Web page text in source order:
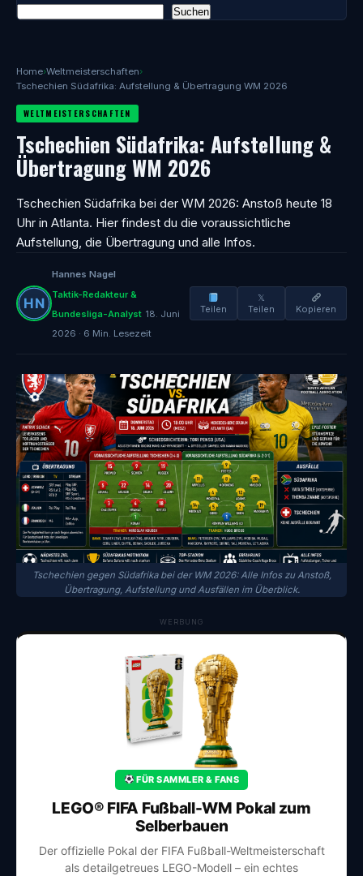
Home›Weltmeisterschaften›
Tschechien Südafrika: Aufstellung & Übertragung WM 2026
WELTMEISTERSCHAFTEN
Tschechien Südafrika: Aufstellung &
Übertragung WM 2026
Tschechien Südafrika bei der WM 2026: Anstoß heute 18
Uhr in Atlanta. Hier findest du die voraussichtliche
Aufstellung, die Übertragung und alle Infos.
Hannes Nagel
Taktik-Redakteur &
Bundesliga-Analyst 18. Juni
2026 · 6 Min. Lesezeit
Teilen
𝕏
Teilen
Kopieren
Tschechien gegen Südafrika bei der WM 2026: Alle Infos zu Anstoß,
Übertragung, Aufstellung und Ausfällen im Überblick.
WERBUNG
FÜR SAMMLER & FANS
LEGO® FIFA Fußball-WM Pokal zum
Selberbauen
Der offizielle Pokal der FIFA Fußball-Weltmeisterschaft
als detailgetreues LEGO-Modell – ein echtes
Suchen